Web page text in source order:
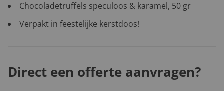
Chocoladetruffels speculoos & karamel, 50 gr
Verpakt in feestelijke kerstdoos!
Direct een offerte aanvragen?